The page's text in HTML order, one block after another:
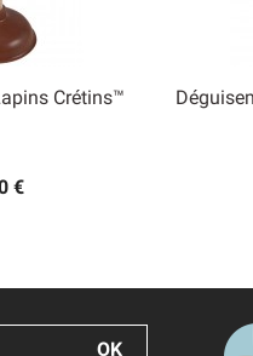
Crétins™
€